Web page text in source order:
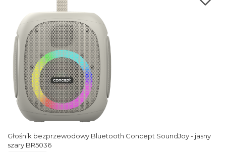
Głośnik bezprzewodowy Bluetooth Concept SoundJoy - jasny
szary BR5036